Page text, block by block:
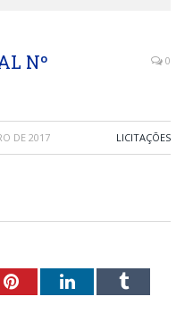
Nº
0
DE 2017 LICITAÇÕES
PinterestLinkedInTumblr